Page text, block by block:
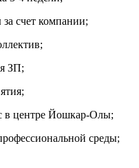
счет компании;
ЗП;
в центре Йошкар-Олы;
среды;